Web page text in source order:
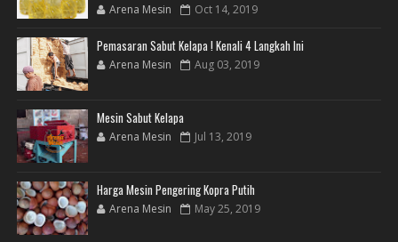
Arena Mesin Oct 14, 2019
Pemasaran Sabut Kelapa ! Kenali 4 Langkah Ini
Arena Mesin Aug 03, 2019
Mesin Sabut Kelapa
Arena Mesin Jul 13, 2019
Harga Mesin Pengering Kopra Putih
Arena Mesin May 25, 2019